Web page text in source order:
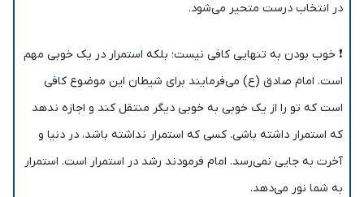
در انتخاب درست متحیر می‌شود.
❗️ خوب بودن به تنهایی کافی نیست؛ بلکه استمرار در یک خوبی مهم
است. امام صادق (ع) می‌فرمایند برای شیطان این موضوع کافی
است که تو را از یک خوبی به خوبی دیگر منتقل کند و اجازه ندهد
که استمرار داشته باشی. کسی که استمرار نداشته باشد، در دنیا و
آخرت به جایی نمی‌رسد. امام فرمودند رشد در استمرار است. استمرار
به شما نور می‌دهد.